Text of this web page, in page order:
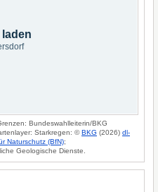
laden
Bundeswahlleiterin/BKG
Starkregen: ©BKG (2026) dl-
Naturschutz (BfN);
Geologische Dienste.